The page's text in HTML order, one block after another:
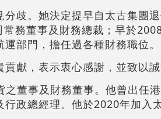
歧。她決定提早自太古集團
務董事及財務總裁；早於
部門，擔任過各種財務職位。
獻，表示衷心感謝，並致以誠
董事及財務董事。他曾出任
政總經理。他於2020年加入